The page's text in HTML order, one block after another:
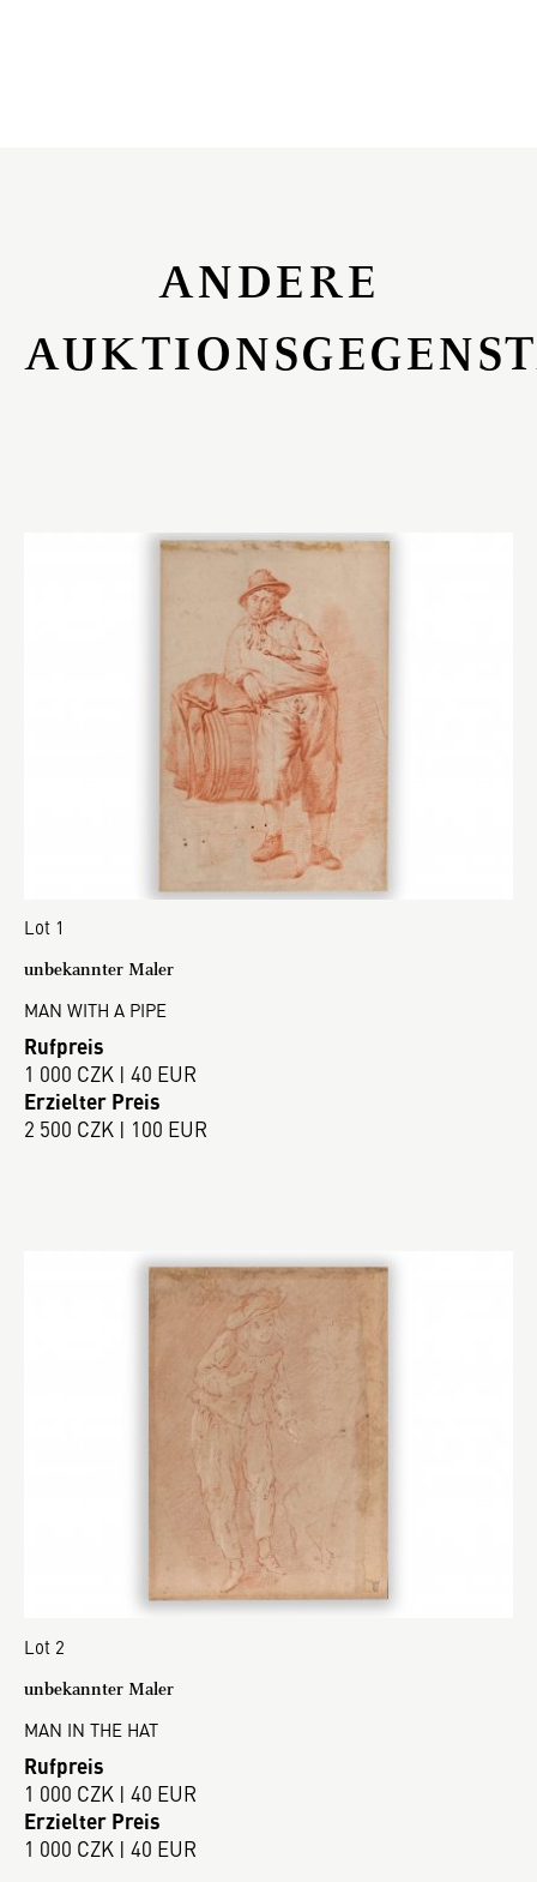
ANDERE
Lot 1
unbekannter Maler
MAN WITH A PIPE
Rufpreis
1 000 CZK | 40 EUR
Erzielter Preis
2 500 CZK | 100 EUR
Lot 2
unbekannter Maler
MAN IN THE HAT
Rufpreis
1 000 CZK | 40 EUR
Erzielter Preis
1 000 CZK | 40 EUR